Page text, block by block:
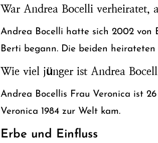
War Andrea Bocelli verheiratet,
Andrea Bocelli hatte sich 2002 von
Berti begann. Die beiden heirateten
Wie viel jünger ist Andrea
Andrea Bocellis Frau Veronica ist
Veronica 1984 zur Welt kam.
Erbe und Einfluss